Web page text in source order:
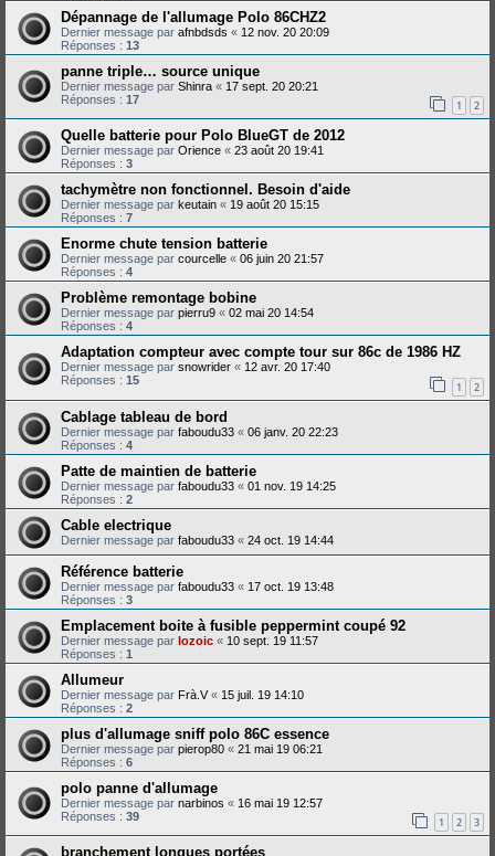
Dépannage de l'allumage Polo 86CHZ2
Dernier message par afnbdsds « 12 nov. 20 20:09
Réponses : 13
panne triple… source unique
Dernier message par Shinra « 17 sept. 20 20:21
Réponses : 17 1 2
Quelle batterie pour Polo BlueGT de 2012
Dernier message par Orience « 23 août 20 19:41
Réponses : 3
tachymètre non fonctionnel. Besoin d'aide
Dernier message par keutain « 19 août 20 15:15
Réponses : 7
Enorme chute tension batterie
Dernier message par courcelle « 06 juin 20 21:57
Réponses : 4
Problème remontage bobine
Dernier message par pierru9 « 02 mai 20 14:54
Réponses : 4
Adaptation compteur avec compte tour sur 86c de 1986 HZ
Dernier message par snowrider « 12 avr. 20 17:40
Réponses : 15 1 2
Cablage tableau de bord
Dernier message par faboudu33 « 06 janv. 20 22:23
Réponses : 4
Patte de maintien de batterie
Dernier message par faboudu33 « 01 nov. 19 14:25
Réponses : 2
Cable electrique
Dernier message par faboudu33 « 24 oct. 19 14:44
Référence batterie
Dernier message par faboudu33 « 17 oct. 19 13:48
Réponses : 3
Emplacement boite à fusible peppermint coupé 92
Dernier message par lozoic « 10 sept. 19 11:57
Réponses : 1
Allumeur
Dernier message par Frà.V« 15 juil. 19 14:10
Réponses : 2
plus d'allumage sniff polo 86C essence
Dernier message par pierop80 « 21 mai 19 06:21
Réponses : 6
polo panne d'allumage
Dernier message par narbinos « 16 mai 19 12:57
Réponses : 39 1 2 3
branchement longues portées